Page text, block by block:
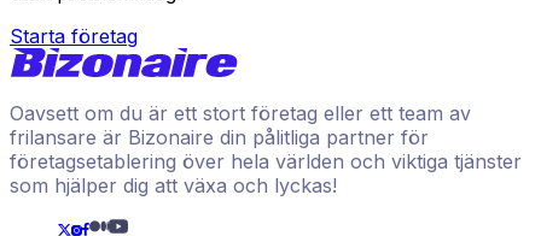
Starta företag
Oavsett om du är ett stort företag eller ett team av
frilansare är Bizonaire din pålitliga partner för
företagsetablering över hela världen och viktiga tjänster
som hjälper dig att växa och lyckas!